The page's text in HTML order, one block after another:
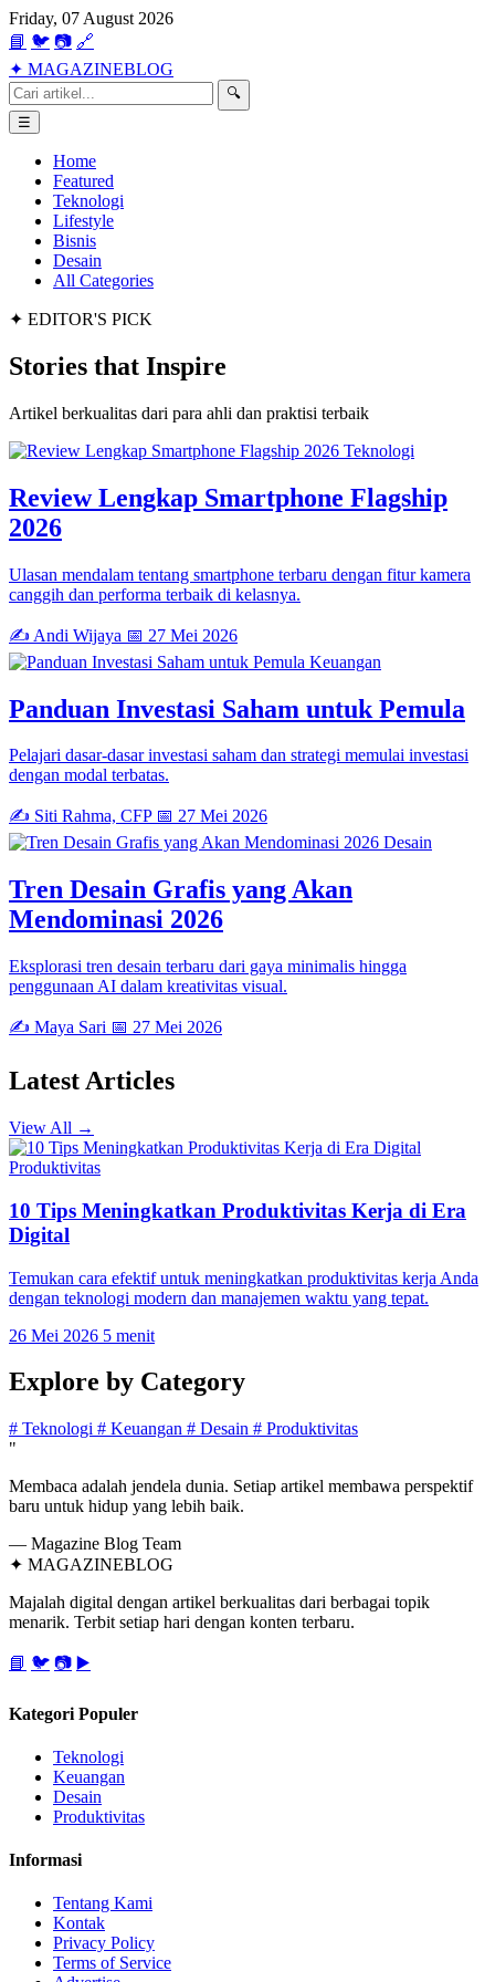
Friday, 07 August 2026
📘 🐦 📷 🔗
✦ MAGAZINEBLOG
🔍
☰
Home
Featured
Teknologi
Lifestyle
Bisnis
Desain
All Categories
✦ EDITOR'S PICK
Stories that Inspire
Artikel berkualitas dari para ahli dan praktisi terbaik
Teknologi
Review Lengkap Smartphone Flagship
2026
Ulasan mendalam tentang smartphone terbaru dengan fitur kamera
canggih dan performa terbaik di kelasnya.
✍️ Andi Wijaya 📅 27 Mei 2026
Keuangan
Panduan Investasi Saham untuk Pemula
Pelajari dasar-dasar investasi saham dan strategi memulai investasi
dengan modal terbatas.
✍️ Siti Rahma, CFP 📅 27 Mei 2026
Desain
Tren Desain Grafis yang Akan
Mendominasi 2026
Eksplorasi tren desain terbaru dari gaya minimalis hingga
penggunaan AI dalam kreativitas visual.
✍️ Maya Sari 📅 27 Mei 2026
Latest Articles
View All →
Produktivitas
10 Tips Meningkatkan Produktivitas Kerja di Era
Digital
Temukan cara efektif untuk meningkatkan produktivitas kerja Anda
dengan teknologi modern dan manajemen waktu yang tepat.
26 Mei 2026 5 menit
Explore by Category
# Teknologi # Keuangan # Desain # Produktivitas
"
Membaca adalah jendela dunia. Setiap artikel membawa perspektif
baru untuk hidup yang lebih baik.
— Magazine Blog Team
✦ MAGAZINEBLOG
Majalah digital dengan artikel berkualitas dari berbagai topik
menarik. Terbit setiap hari dengan konten terbaru.
📘 🐦 📷 ▶️
Kategori Populer
Teknologi
Keuangan
Desain
Produktivitas
Informasi
Tentang Kami
Kontak
Privacy Policy
Terms of Service